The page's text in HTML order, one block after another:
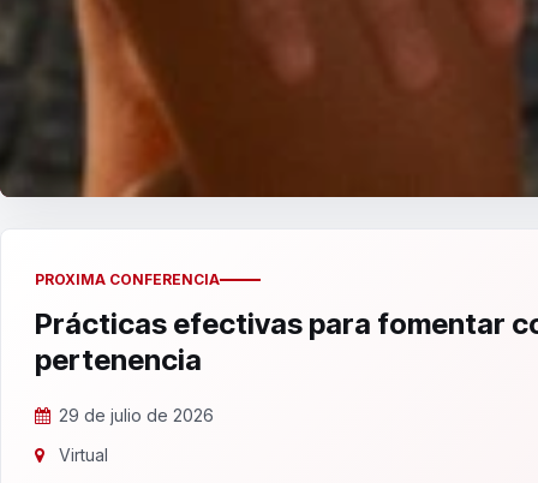
PROXIMA CONFERENCIA
Prácticas efectivas para fomentar
pertenencia
29 de julio de 2026
Virtual